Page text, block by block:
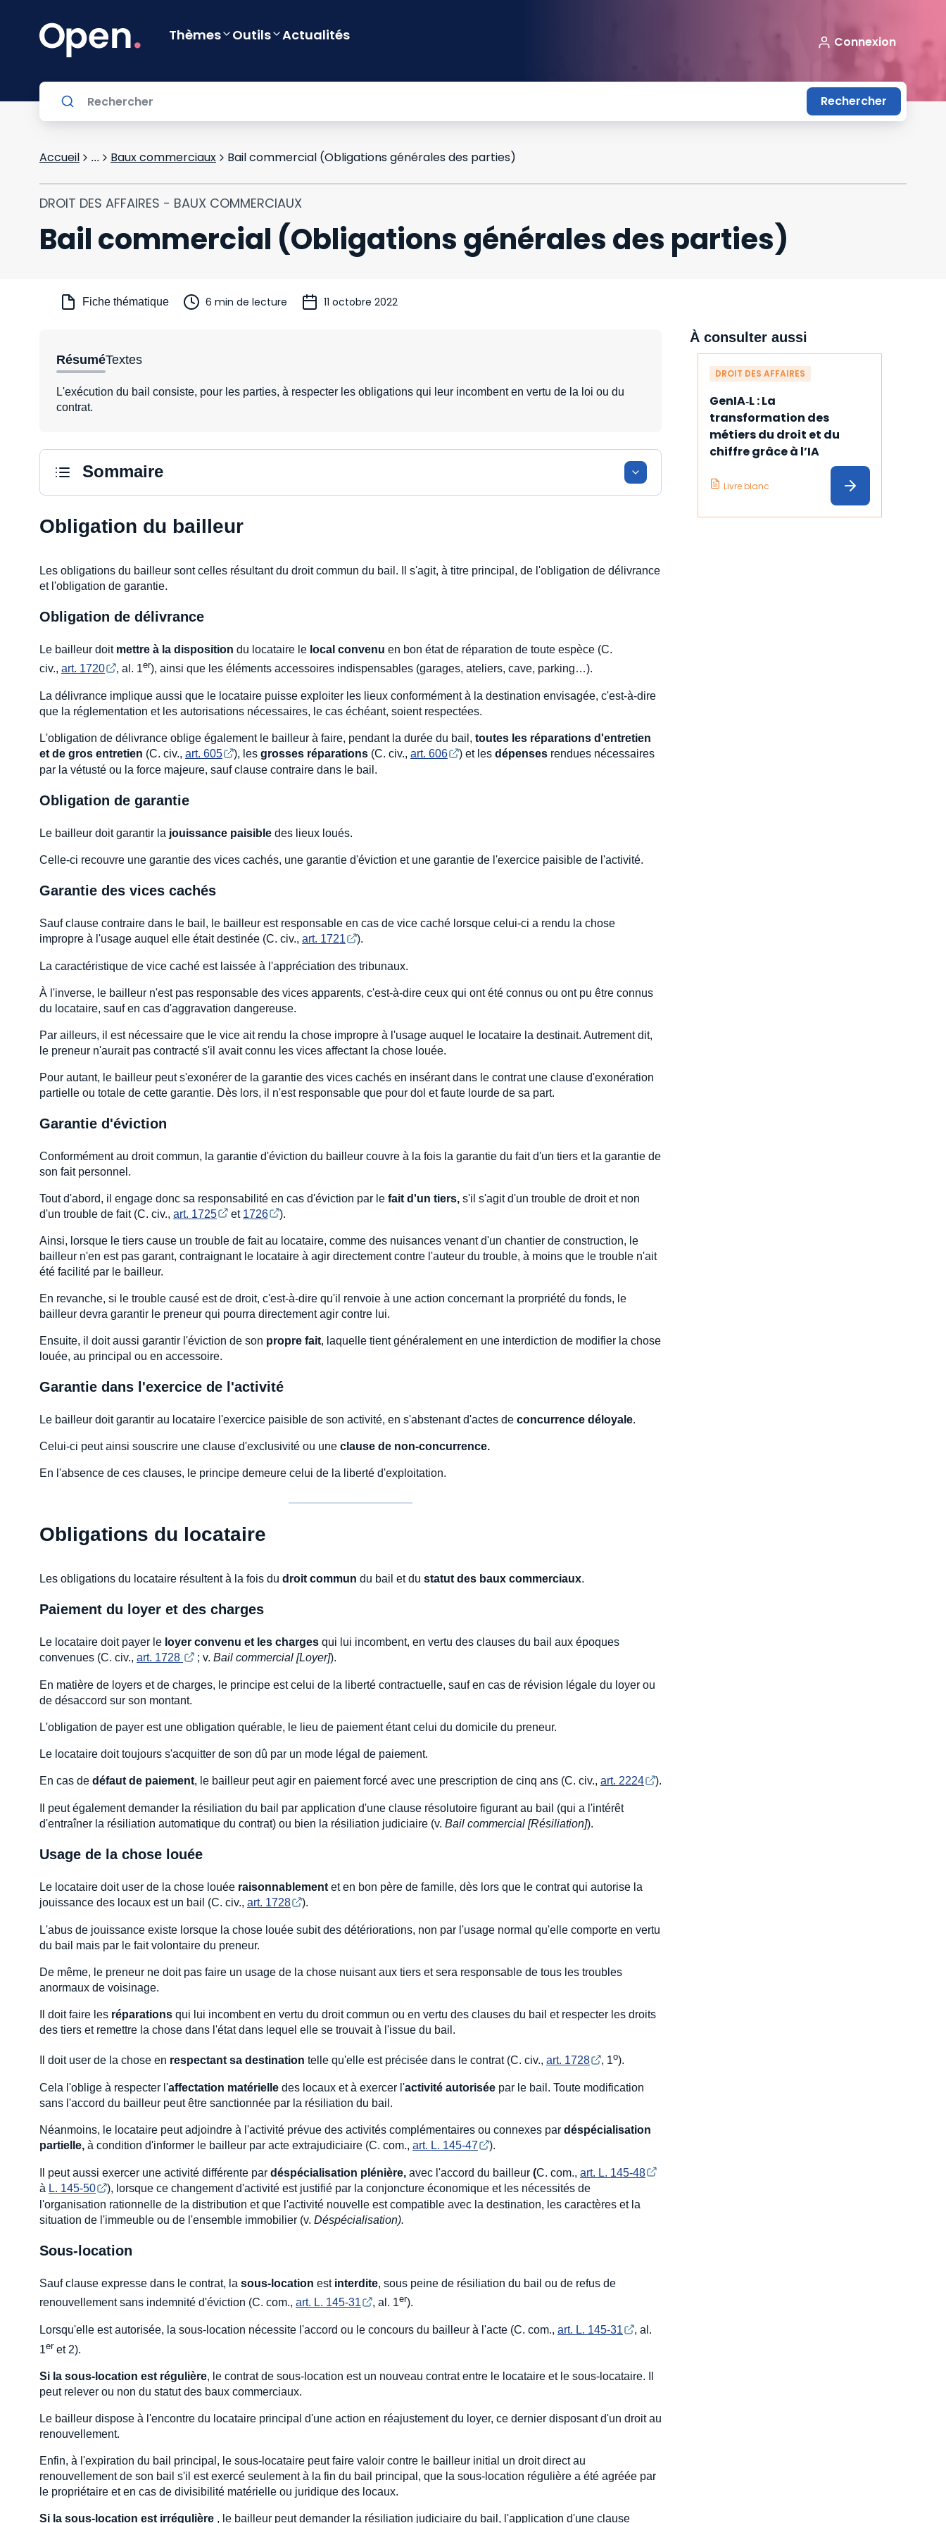
Thèmes Outils Actualités Connexion
Rechercher
Accueil ... Baux commerciaux Bail commercial (Obligations générales des parties)
DROIT DES AFFAIRES - BAUX COMMERCIAUX
Bail commercial (Obligations générales des parties)
Fiche thématique 6 min de lecture 11 octobre 2022
RésuméTextes
L'exécution du bail consiste, pour les parties, à respecter les obligations qui leur incombent en vertu de la loi ou du
contrat.
Sommaire
Obligation du bailleur
Les obligations du bailleur sont celles résultant du droit commun du bail. Il s'agit, à titre principal, de l'obligation de délivrance
et l'obligation de garantie.
Obligation de délivrance
Le bailleur doit mettre à la disposition du locataire le local convenu en bon état de réparation de toute espèce (C.
civ., art. 1720 , al. 1er), ainsi que les éléments accessoires indispensables (garages, ateliers, cave, parking…).
La délivrance implique aussi que le locataire puisse exploiter les lieux conformément à la destination envisagée, c'est-à-dire
que la réglementation et les autorisations nécessaires, le cas échéant, soient respectées.
L'obligation de délivrance oblige également le bailleur à faire, pendant la durée du bail, toutes les réparations d'entretien
et de gros entretien (C. civ., art. 605 ), les grosses réparations (C. civ., art. 606 ) et les dépenses rendues nécessaires
par la vétusté ou la force majeure, sauf clause contraire dans le bail.
Obligation de garantie
Le bailleur doit garantir la jouissance paisible des lieux loués.
Celle-ci recouvre une garantie des vices cachés, une garantie d'éviction et une garantie de l'exercice paisible de l'activité.
Garantie des vices cachés
Sauf clause contraire dans le bail, le bailleur est responsable en cas de vice caché lorsque celui-ci a rendu la chose
impropre à l'usage auquel elle était destinée (C. civ., art. 1721 ).
La caractéristique de vice caché est laissée à l'appréciation des tribunaux.
À l'inverse, le bailleur n'est pas responsable des vices apparents, c'est-à-dire ceux qui ont été connus ou ont pu être connus
du locataire, sauf en cas d'aggravation dangereuse.
Par ailleurs, il est nécessaire que le vice ait rendu la chose impropre à l'usage auquel le locataire la destinait. Autrement dit,
le preneur n'aurait pas contracté s'il avait connu les vices affectant la chose louée.
Pour autant, le bailleur peut s'exonérer de la garantie des vices cachés en insérant dans le contrat une clause d'exonération
partielle ou totale de cette garantie. Dès lors, il n'est responsable que pour dol et faute lourde de sa part.
Garantie d'éviction
Conformément au droit commun, la garantie d'éviction du bailleur couvre à la fois la garantie du fait d'un tiers et la garantie de
son fait personnel.
Tout d'abord, il engage donc sa responsabilité en cas d'éviction par le fait d'un tiers, s'il s'agit d'un trouble de droit et non
d'un trouble de fait (C. civ., art. 1725 et 1726 ).
Ainsi, lorsque le tiers cause un trouble de fait au locataire, comme des nuisances venant d'un chantier de construction, le
bailleur n'en est pas garant, contraignant le locataire à agir directement contre l'auteur du trouble, à moins que le trouble n'ait
été facilité par le bailleur.
En revanche, si le trouble causé est de droit, c'est-à-dire qu'il renvoie à une action concernant la prorpriété du fonds, le
bailleur devra garantir le preneur qui pourra directement agir contre lui.
Ensuite, il doit aussi garantir l'éviction de son propre fait, laquelle tient généralement en une interdiction de modifier la chose
louée, au principal ou en accessoire.
Garantie dans l'exercice de l'activité
Le bailleur doit garantir au locataire l'exercice paisible de son activité, en s'abstenant d'actes de concurrence déloyale.
Celui-ci peut ainsi souscrire une clause d'exclusivité ou une clause de non-concurrence.
En l'absence de ces clauses, le principe demeure celui de la liberté d'exploitation.
Obligations du locataire
Les obligations du locataire résultent à la fois du droit commun du bail et du statut des baux commerciaux.
Paiement du loyer et des charges
Le locataire doit payer le loyer convenu et les charges qui lui incombent, en vertu des clauses du bail aux époques
convenues (C. civ., art. 1728 ; v. Bail commercial [Loyer]).
En matière de loyers et de charges, le principe est celui de la liberté contractuelle, sauf en cas de révision légale du loyer ou
de désaccord sur son montant.
L'obligation de payer est une obligation quérable, le lieu de paiement étant celui du domicile du preneur.
Le locataire doit toujours s'acquitter de son dû par un mode légal de paiement.
En cas de défaut de paiement, le bailleur peut agir en paiement forcé avec une prescription de cinq ans (C. civ., art. 2224 ).
Il peut également demander la résiliation du bail par application d'une clause résolutoire figurant au bail (qui a l'intérêt
d'entraîner la résiliation automatique du contrat) ou bien la résiliation judiciaire (v. Bail commercial [Résiliation]).
Usage de la chose louée
Le locataire doit user de la chose louée raisonnablement et en bon père de famille, dès lors que le contrat qui autorise la
jouissance des locaux est un bail (C. civ., art. 1728 ).
L'abus de jouissance existe lorsque la chose louée subit des détériorations, non par l'usage normal qu'elle comporte en vertu
du bail mais par le fait volontaire du preneur.
De même, le preneur ne doit pas faire un usage de la chose nuisant aux tiers et sera responsable de tous les troubles
anormaux de voisinage.
Il doit faire les réparations qui lui incombent en vertu du droit commun ou en vertu des clauses du bail et respecter les droits
des tiers et remettre la chose dans l'état dans lequel elle se trouvait à l'issue du bail.
Il doit user de la chose en respectant sa destination telle qu'elle est précisée dans le contrat (C. civ., art. 1728 , 1o).
Cela l'oblige à respecter l'affectation matérielle des locaux et à exercer l'activité autorisée par le bail. Toute modification
sans l'accord du bailleur peut être sanctionnée par la résiliation du bail.
Néanmoins, le locataire peut adjoindre à l'activité prévue des activités complémentaires ou connexes par déspécialisation
partielle, à condition d'informer le bailleur par acte extrajudiciaire (C. com., art. L. 145-47 ).
Il peut aussi exercer une activité différente par déspécialisation plénière, avec l'accord du bailleur (C. com., art. L. 145-48
à L. 145-50
), lorsque ce changement d'activité est justifié par la conjoncture économique et les nécessités de
l'organisation rationnelle de la distribution et que l'activité nouvelle est compatible avec la destination, les caractères et la
situation de l'immeuble ou de l'ensemble immobilier (v. Déspécialisation).
Sous-location
Sauf clause expresse dans le contrat, la sous-location est interdite, sous peine de résiliation du bail ou de refus de
renouvellement sans indemnité d'éviction (C. com., art. L. 145-31 , al. 1er).
Lorsqu'elle est autorisée, la sous-location nécessite l'accord ou le concours du bailleur à l'acte (C. com., art. L. 145-31
, al.
1er et 2).
Si la sous-location est régulière, le contrat de sous-location est un nouveau contrat entre le locataire et le sous-locataire. Il
peut relever ou non du statut des baux commerciaux.
Le bailleur dispose à l'encontre du locataire principal d'une action en réajustement du loyer, ce dernier disposant d'un droit au
renouvellement.
Enfin, à l'expiration du bail principal, le sous-locataire peut faire valoir contre le bailleur initial un droit direct au
renouvellement de son bail s'il est exercé seulement à la fin du bail principal, que la sous-location régulière a été agréée par
le propriétaire et en cas de divisibilité matérielle ou juridique des locaux.
Si la sous-location est irrégulière , le bailleur peut demander la résiliation judiciaire du bail, l'application d'une clause
À consulter aussi
DROIT DES AFFAIRES
GenIA‑L : La
transformation des
métiers du droit et du
chiffre grâce à l’IA
Livre blanc